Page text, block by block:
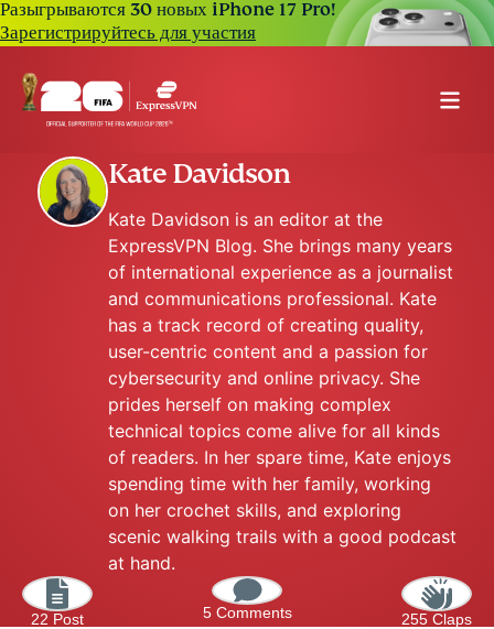
Разыгрываются 30 новых iPhone 17 Pro!
Зарегистрируйтесь для участия
Kate Davidson
Kate Davidson is an editor at the
ExpressVPN Blog. She brings many years
of international experience as a journalist
and communications professional. Kate
has a track record of creating quality,
user-centric content and a passion for
cybersecurity and online privacy. She
prides herself on making complex
technical topics come alive for all kinds
of readers. In her spare time, Kate enjoys
spending time with her family, working
on her crochet skills, and exploring
scenic walking trails with a good podcast
at hand.
22 Post 5 Comments 255 Claps